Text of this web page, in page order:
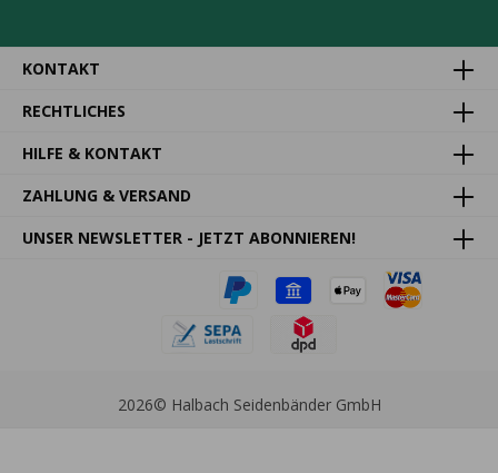
KONTAKT
RECHTLICHES
HILFE & KONTAKT
ZAHLUNG & VERSAND
UNSER NEWSLETTER - JETZT ABONNIEREN!
2026© Halbach Seidenbänder GmbH